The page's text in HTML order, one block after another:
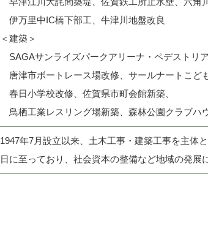
伊万里中IC橋下部工、牛津川地盤改良
＜建築＞
SAGAサンライズパークアリーナ・ペデストリア
唐津市ボートレース場改修、サールナートこど
春日小学校改修、佐賀県市町会館新築、
鳥栖工業レスリング場新築、森林公園クラブハ
1947年7月設立以来、土木工事・建築工事を主体
日に至っており、社会資本の整備など地域の発展